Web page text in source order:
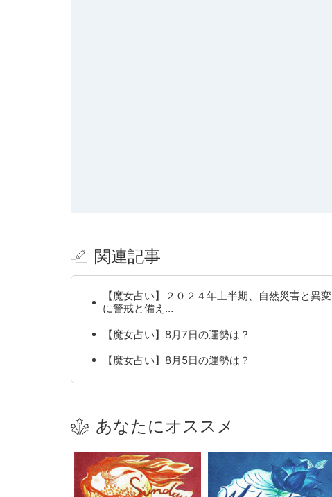
関連記事
【魔女占い】２０２４年上半期、自然災害と異変
に警戒と備え…
【魔女占い】8月7日の運勢は？
【魔女占い】8月5日の運勢は？
あなたにオススメ